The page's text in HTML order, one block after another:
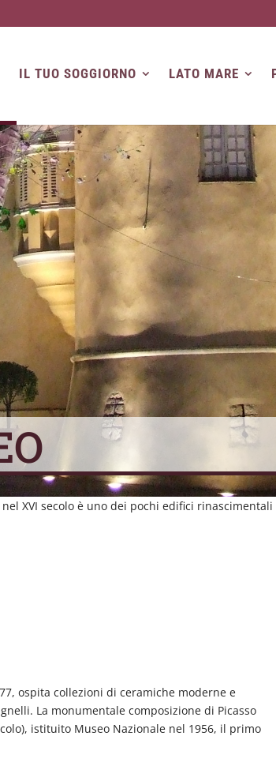
IL TUO SOGGIORNO LATO MARE
XVI secolo è uno dei pochi edifici rinascimentali
ospita collezioni di ceramiche moderne e
La monumentale composizione di Picasso
istituito Museo Nazionale nel 1956, il primo